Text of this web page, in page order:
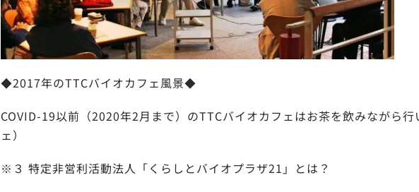
◆2017年のTTCバイオカフェ風景◆
COVID-19以前（2020年2月まで）のTTCバイオカフェはお茶を飲みながら
ェ）
※３ 特定非営利活動法人「くらしとバイオプラザ21」とは？